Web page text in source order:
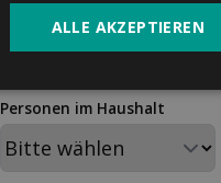
Personen im Haushalt
ALLE AKZEPTIEREN